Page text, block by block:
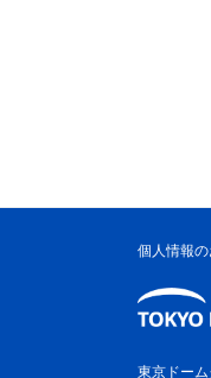
個人情報
東京ドー